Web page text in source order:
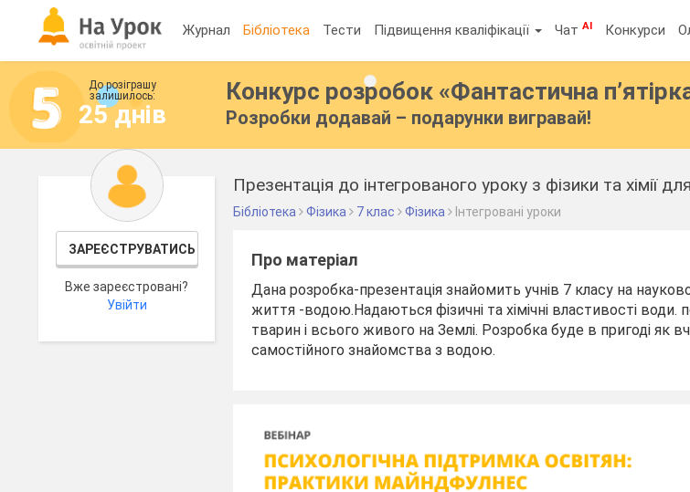
Журнал Бібліотека Тести Підвищення кваліфікації ЧатAI Конкурси
До розіграшу
залишилось:
25 днів
Конкурс розробок «Фантастична
Розробки додавай – подарунки вигравай!
ЗАРЕЄСТРУВАТИСЬ
Вже зареєстровані?
Увійти
Презентація до інтегрованого уроку з фізики та хімії
Бібліотека Фізика 7 клас Фізика Інтегровані уроки
Про матеріал
Дана розробка-презентація знайомить учнів 7 класу на
життя -водою.Надаються фізичні та хімічні властивості
тварин і всього живого на Землі. Розробка буде в пригоді як
самостійного знайомства з водою.